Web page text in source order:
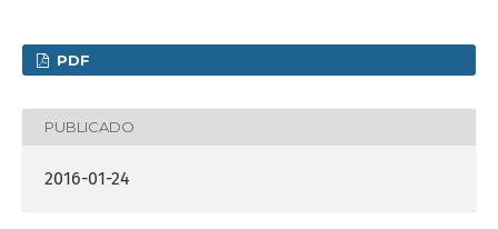
PDF
PUBLICADO
2016-01-24